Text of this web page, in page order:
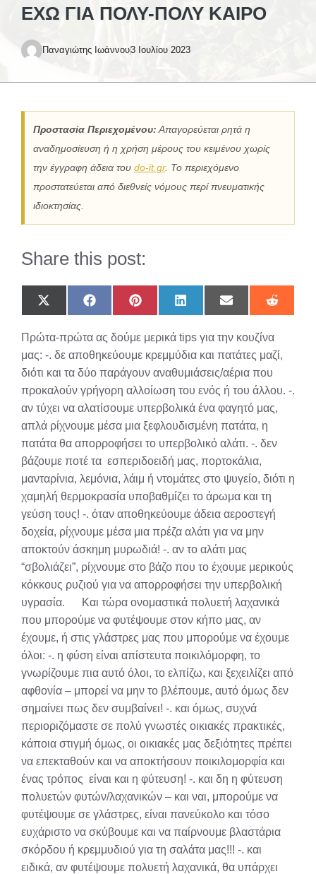
ΈΧΩ ΓΙΑ ΠΟΛΎ-ΠΟΛΎ ΚΑΙΡΌ
Παναγιώτης Ιωάννου3 Ιουλίου 2023
Προστασία Περιεχομένου: Απαγορεύεται ρητά η
αναδημοσίευση ή η χρήση μέρους του κειμένου χωρίς
την έγγραφη άδεια του do-it.gr. Το περιεχόμενο
προστατεύεται από διεθνείς νόμους περί πνευματικής
ιδιοκτησίας.
Share this post:
Share
on
(Twitter)
Share
on
Share
on
Share
on
Share
on
Share
on
Πρώτα-πρώτα ας δούμε μερικά tips για την κουζίνα
μας: -. δε αποθηκεύουμε κρεμμύδια και πατάτες μαζί,
διότι και τα δύο παράγουν αναθυμιάσεις/αέρια που
προκαλούν γρήγορη αλλοίωση του ενός ή του άλλου. -.
αν τύχει να αλατίσουμε υπερβολικά ένα φαγητό μας,
απλά ρίχνουμε μέσα μια ξεφλουδισμένη πατάτα, η
πατάτα θα απορροφήσει το υπερβολικό αλάτι. -. δεν
βάζουμε ποτέ τα εσπεριδοειδή μας, πορτοκάλια,
μανταρίνια, λεμόνια, λάιμ ή ντομάτες στο ψυγείο, διότι η
χαμηλή θερμοκρασία υποβαθμίζει το άρωμα και τη
γεύση τους! -. όταν αποθηκεύουμε άδεια αεροστεγή
δοχεία, ρίχνουμε μέσα μια πρέζα αλάτι για να μην
αποκτούν άσκημη μυρωδιά! -. αν το αλάτι μας
“σβολιάζει”, ρίχνουμε στο βάζο που το έχουμε μερικούς
κόκκους ρυζιού για να απορροφήσει την υπερβολική
υγρασία. Και τώρα ονομαστικά πολυετή λαχανικά
που μπορούμε να φυτέψουμε στον κήπο μας, αν
έχουμε, ή στις γλάστρες μας που μπορούμε να έχουμε
όλοι: -. η φύση είναι απίστευτα ποικιλόμορφη, το
γνωρίζουμε πια αυτό όλοι, το ελπίζω, και ξεχειλίζει από
αφθονία – μπορεί να μην το βλέπουμε, αυτό όμως δεν
σημαίνει πως δεν συμβαίνει! -. και όμως, συχνά
περιοριζόμαστε σε πολύ γνωστές οικιακές πρακτικές,
κάποια στιγμή όμως, οι οικιακές μας δεξιότητες πρέπει
να επεκταθούν και να αποκτήσουν ποικιλομορφία και
ένας τρόπος είναι και η φύτευση! -. και δη η φύτευση
πολυετών φυτών/λαχανικών – και ναι, μπορούμε να
φυτέψουμε σε γλάστρες, είναι πανεύκολο και τόσο
ευχάριστο να σκύβουμε και να παίρνουμε βλαστάρια
σκόρδου ή κρεμμυδιού για τη σαλάτα μας!!! -. και
ειδικά, αν φυτέψουμε πολυετή λαχανικά, θα υπάρχει